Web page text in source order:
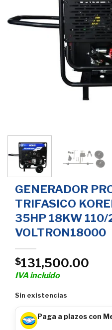
GENERADOR
TRIFASICO
35HP 18KW
VOLTRON18000
$131,500.00
IVA incluido
Sin existencias
Paga a plazos con